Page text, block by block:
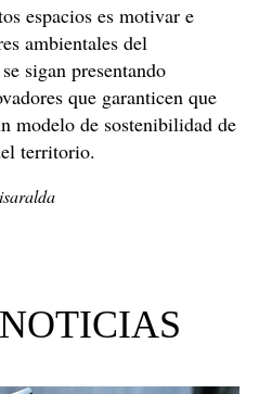
espacios es motivar e
ambientales del
sigan presentando
que garanticen que
modelo de sostenibilidad de
territorio.